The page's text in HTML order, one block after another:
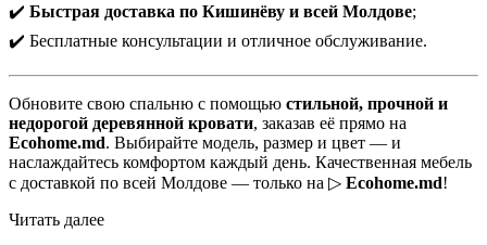
✔️ Быстрая доставка по Кишинёву и всей Молдове;
✔️ Бесплатные консультации и отличное обслуживание.
Обновите свою спальню с помощью стильной, прочной и
недорогой деревянной кровати, заказав её прямо на
Ecohome.md. Выбирайте модель, размер и цвет — и
наслаждайтесь комфортом каждый день. Качественная мебель
с доставкой по всей Молдове — только на ▷ Ecohome.md!
Читать далее